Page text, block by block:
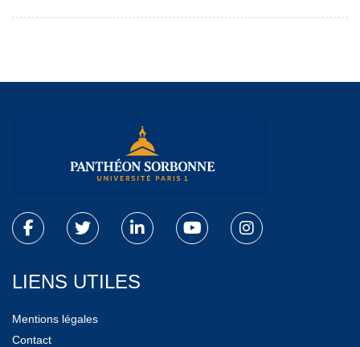
LIENS UTILES
Mentions légales
Contact